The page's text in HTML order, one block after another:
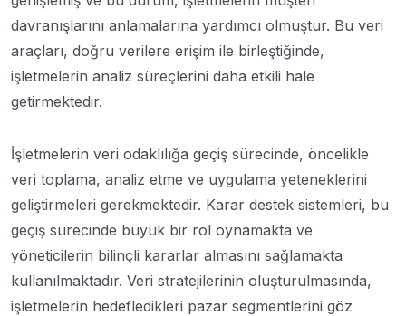
davranışlarını anlamalarına yardımcı olmuştur. Bu veri
araçları, doğru verilere erişim ile birleştiğinde,
işletmelerin analiz süreçlerini daha etkili hale
getirmektedir.
İşletmelerin veri odaklılığa geçiş sürecinde, öncelikle
veri toplama, analiz etme ve uygulama yeteneklerini
geliştirmeleri gerekmektedir. Karar destek sistemleri, bu
geçiş sürecinde büyük bir rol oynamakta ve
yöneticilerin bilinçli kararlar almasını sağlamakta
kullanılmaktadır. Veri stratejilerinin oluşturulmasında,
işletmelerin hedefledikleri pazar segmentlerini göz